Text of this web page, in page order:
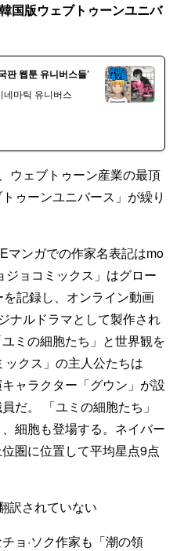
国版ウェブトゥーンユニバ
판 웹툰 유니버스들’
네마틱 유니버스
ウェブトゥーン産業の最頂
ゥーンユニバース」が繰り
マンガでの作家名表記はmo
ョコミックス」はグロー
記録し、オンライン動画
ナルドラマとして製作され
ミの細胞たち」と世界観を
クス」の主人公たちは
ャラクター「グウン」が設
だ。 「ユミの細胞たち」
細胞も登場する。ネイバー
圏に位置して平均星点9点
訳されていない
ョ·ソク作家も「潮の領